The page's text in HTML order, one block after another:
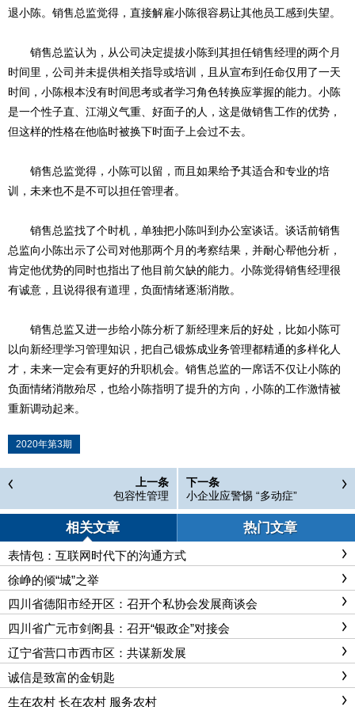
退小陈。销售总监觉得，直接解雇小陈很容易让其他员工感到失望。
销售总监认为，从公司决定提拔小陈到其担任销售经理的两个月
时间里，公司并未提供相关指导或培训，且从宣布到任命仅用了一天
时间，小陈根本没有时间思考或者学习角色转换应掌握的能力。小陈
是一个性子直、江湖义气重、好面子的人，这是做销售工作的优势，
但这样的性格在他临时被换下时面子上会过不去。
销售总监觉得，小陈可以留，而且如果给予其适合和专业的培
训，未来也不是不可以担任管理者。
销售总监找了个时机，单独把小陈叫到办公室谈话。谈话前销售
总监向小陈出示了公司对他那两个月的考察结果，并耐心帮他分析，
肯定他优势的同时也指出了他目前欠缺的能力。小陈觉得销售经理很
有诚意，且说得很有道理，负面情绪逐渐消散。
销售总监又进一步给小陈分析了新经理来后的好处，比如小陈可
以向新经理学习管理知识，把自己锻炼成业务管理都精通的多样化人
才，未来一定会有更好的升职机会。销售总监的一席话不仅让小陈的
负面情绪消散殆尽，也给小陈指明了提升的方向，小陈的工作激情被
重新调动起来。
2020年第3期
上一条
包容性管理
下一条
小企业应警惕 “多动症”
相关文章 热门文章
表情包：互联网时代下的沟通方式
徐峥的倾“城”之举
四川省德阳市经开区：召开个私协会发展商谈会
四川省广元市剑阁县：召开“银政企”对接会
辽宁省营口市西市区：共谋新发展
诚信是致富的金钥匙
生在农村 长在农村 服务农村